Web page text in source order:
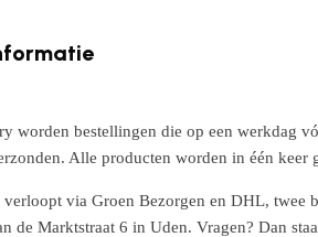
worden bestellingen die op een werkdag
Alle producten worden in één
via Groen Bezorgen en DHL, twee
de Marktstraat 6 in Uden. Vragen? Dan